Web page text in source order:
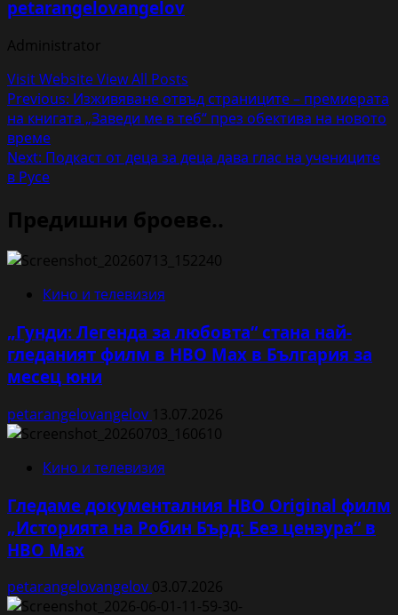
petarangelovangelov
Administrator
Visit WebsiteView All Posts
Post
navigation
Previous: Изживяване отвъд страниците – премиерата
на книгата „Заведи ме в теб“ през обектива на новото
време
Next: Подкаст от деца за деца дава глас на учениците
в Русе
Предишни броеве..
Кино и телевизия
„Гунди: Легенда за любовта“ стана най-
гледаният филм в HBO Max в България за
месец юни
petarangelovangelov 13.07.2026
Кино и телевизия
Гледаме документалния HBO Original филм
„Историята на Робин Бърд: Без цензура“ в
HBO Max
petarangelovangelov 03.07.2026